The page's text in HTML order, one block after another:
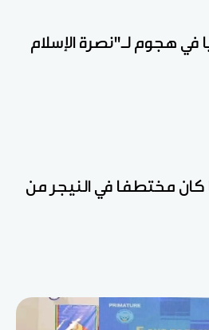
12 جنديا في هجوم لـ"نصرة الإسلام
كان مختطفا في النيجر من